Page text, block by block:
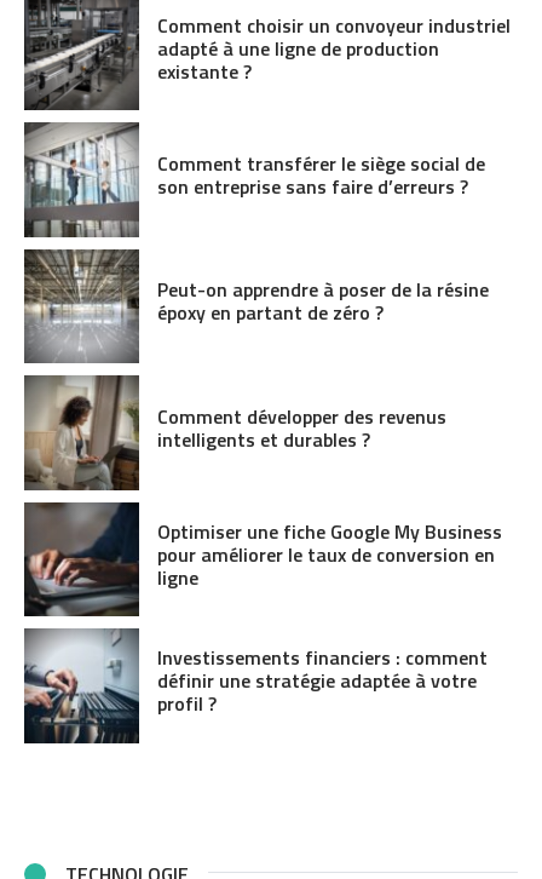
Comment choisir un convoyeur industriel
adapté à une ligne de production
existante ?
Comment transférer le siège social de
son entreprise sans faire d’erreurs ?
Peut-on apprendre à poser de la résine
époxy en partant de zéro ?
Comment développer des revenus
intelligents et durables ?
Optimiser une fiche Google My Business
pour améliorer le taux de conversion en
ligne
Investissements financiers : comment
définir une stratégie adaptée à votre
profil ?